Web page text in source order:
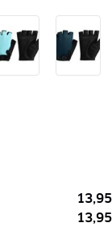
13,95
13,95